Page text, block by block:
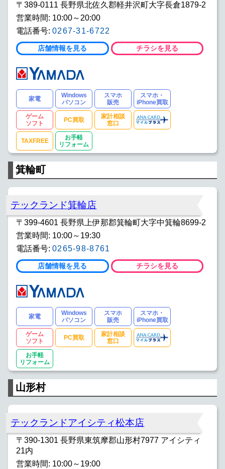
〒389-0111 長野県北佐久郡軽井沢町大字長倉1879-2
営業時間: 10:00～20:00
電話番号: 0267-31-6722
店舗情報を見る チラシを見る
家電
Windows
パソコン
スマホ
販売
スマホ・
iPhone買取
ゲーム
ソフト
PC買取
家計相談
窓口
TAXFREE
お手軽
リフォーム
箕輪町
テックランド箕輪店
〒399-4601 長野県上伊那郡箕輪町大字中箕輪8699-2
営業時間: 10:00～19:30
電話番号: 0265-98-8761
店舗情報を見る チラシを見る
家電
Windows
パソコン
スマホ
販売
スマホ・
iPhone買取
ゲーム
ソフト
PC買取
家計相談
窓口
お手軽
リフォーム
山形村
テックランドアイシティ松本店
〒390-1301 長野県東筑摩郡山形村7977 アイシティ
21内
営業時間: 10:00～19:00